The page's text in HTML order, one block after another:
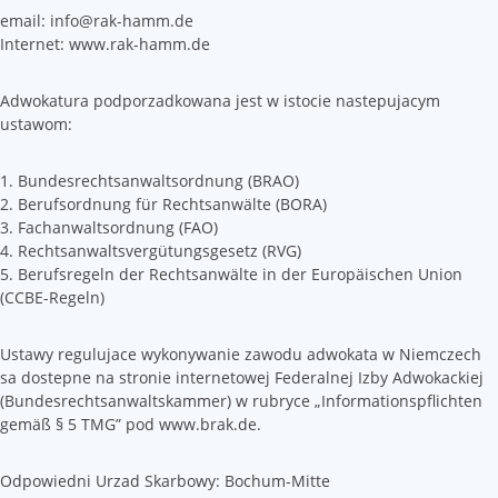
email: info@rak-hamm.de
Internet: www.rak-hamm.de
Adwokatura podporzadkowana jest w istocie nastepujacym
ustawom:
1. Bundesrechtsanwaltsordnung (BRAO)
2. Berufsordnung für Rechtsanwälte (BORA)
3. Fachanwaltsordnung (FAO)
4. Rechtsanwaltsvergütungsgesetz (RVG)
5. Berufsregeln der Rechtsanwälte in der Europäischen Union
(CCBE-Regeln)
Ustawy regulujace wykonywanie zawodu adwokata w Niemczech
sa dostepne na stronie internetowej Federalnej Izby Adwokackiej
(Bundesrechtsanwaltskammer) w rubryce „Informationspflichten
gemäß § 5 TMG” pod www.brak.de.
Odpowiedni Urzad Skarbowy: Bochum-Mitte